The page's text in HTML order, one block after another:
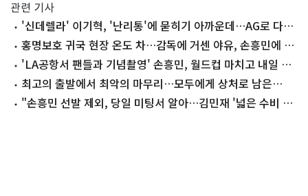
관련 기사
'신데렐라' 이기혁, '난리통'에 묻히기 아까운데…AG로 다시
'찬스'
홍명보호 귀국 현장 온도 차…감독에 거센 야유, 손흥민에 따
뜻한 위로
'LA공항서 팬들과 기념촬영' 손흥민, 월드컵 마치고 내일 귀
국…"다시 뛰겠다"
최고의 출발에서 최악의 마무리…모두에게 상처로 남은
2026 월드컵
"손흥민 선발 제외, 당일 미팅서 알아…김민재 '넓은 수비 간